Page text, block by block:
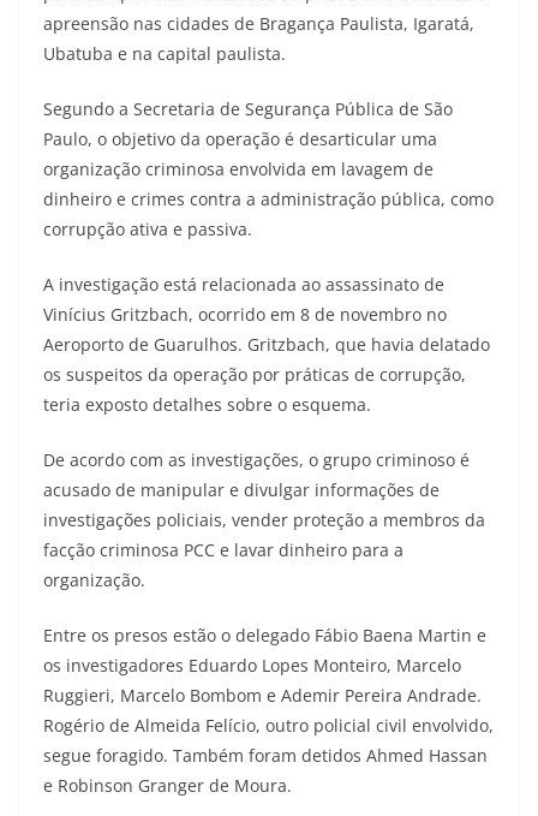
apreensão nas cidades de Bragança Paulista, Igaratá,
Ubatuba e na capital paulista.
Segundo a Secretaria de Segurança Pública de São
Paulo, o objetivo da operação é desarticular uma
organização criminosa envolvida em lavagem de
dinheiro e crimes contra a administração pública, como
corrupção ativa e passiva.
A investigação está relacionada ao assassinato de
Vinícius Gritzbach, ocorrido em 8 de novembro no
Aeroporto de Guarulhos. Gritzbach, que havia delatado
os suspeitos da operação por práticas de corrupção,
teria exposto detalhes sobre o esquema.
De acordo com as investigações, o grupo criminoso é
acusado de manipular e divulgar informações de
investigações policiais, vender proteção a membros da
facção criminosa PCC e lavar dinheiro para a
organização.
Entre os presos estão o delegado Fábio Baena Martin e
os investigadores Eduardo Lopes Monteiro, Marcelo
Ruggieri, Marcelo Bombom e Ademir Pereira Andrade.
Rogério de Almeida Felício, outro policial civil envolvido,
segue foragido. Também foram detidos Ahmed Hassan
e Robinson Granger de Moura.